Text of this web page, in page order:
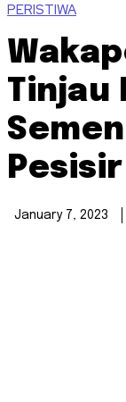
PERISTIWA
Tinjau
January 7, 2023